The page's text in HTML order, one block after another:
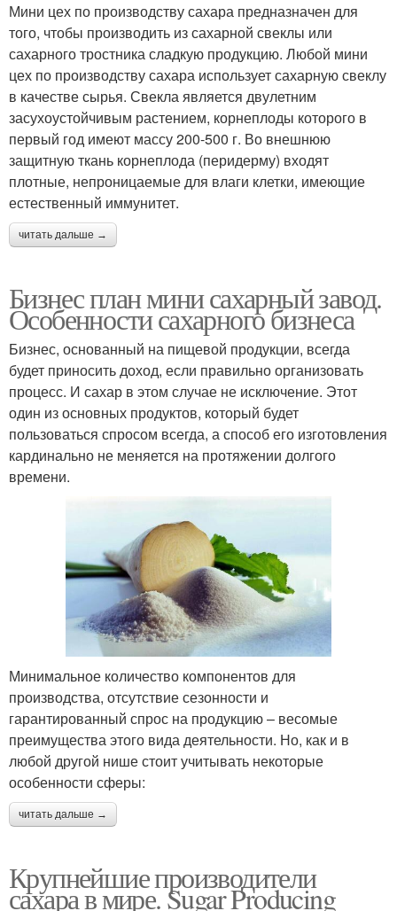
Мини цех по производству сахара предназначен для
того, чтобы производить из сахарной свеклы или
сахарного тростника сладкую продукцию. Любой мини
цех по производству сахара использует сахарную свеклу
в качестве сырья. Свекла является двулетним
засухоустойчивым растением, корнеплоды которого в
первый год имеют массу 200-500 г. Во внешнюю
защитную ткань корнеплода (перидерму) входят
плотные, непроницаемые для влаги клетки, имеющие
естественный иммунитет.
читать дальше →
Бизнес план мини сахарный завод.
Особенности сахарного бизнеса
Бизнес, основанный на пищевой продукции, всегда
будет приносить доход, если правильно организовать
процесс. И сахар в этом случае не исключение. Этот
один из основных продуктов, который будет
пользоваться спросом всегда, а способ его изготовления
кардинально не меняется на протяжении долгого
времени.
Минимальное количество компонентов для
производства, отсутствие сезонности и
гарантированный спрос на продукцию – весомые
преимущества этого вида деятельности. Но, как и в
любой другой нише стоит учитывать некоторые
особенности сферы:
читать дальше →
Крупнейшие производители
сахара в мире. Sugar Producing